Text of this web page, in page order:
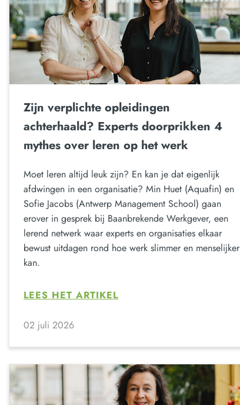
Zijn verplichte opleidingen
achterhaald? Experts doorprikken 4
mythes over leren op het werk
Moet leren altijd leuk zijn? En kan je dat eigenlijk
afdwingen in een organisatie? Min Huet (Aquafin) en
Sofie Jacobs (Antwerp Management School) gaan
erover in gesprek bij Baanbrekende Werkgever, een
lerend netwerk waar experts en organisaties elkaar
bewust uitdagen rond hoe werk slimmer en menselijker
kan.
LEES HET ARTIKEL
02 juli 2026